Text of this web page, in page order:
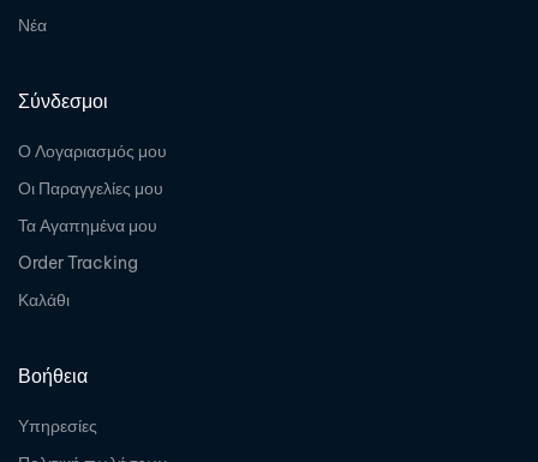
Νέα
Σύνδεσμοι
Ο Λογαριασμός μου
Οι Παραγγελίες μου
Τα Αγαπημένα μου
Order Tracking
Καλάθι
Βοήθεια
Υπηρεσίες